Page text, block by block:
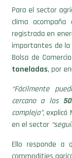
clima
registrada en
importantes de la
Bolsa de
toneladas, por
“Fácilmente
cercano a los
complejo”, explicó
en el sector
Ello responde a
commodities
(apenas un 2%